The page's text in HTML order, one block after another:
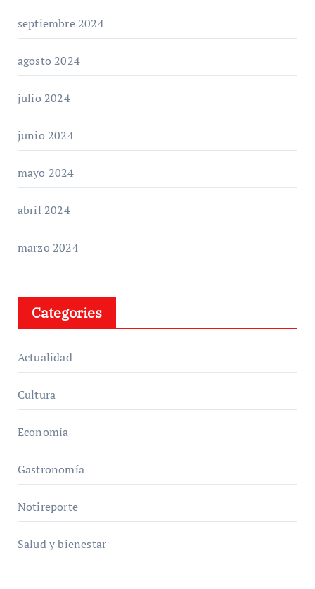
septiembre 2024
agosto 2024
julio 2024
junio 2024
mayo 2024
abril 2024
marzo 2024
Categories
Actualidad
Cultura
Economía
Gastronomía
Notireporte
Salud y bienestar